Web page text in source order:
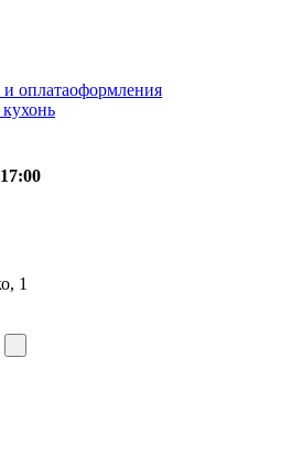
и оплатаоформления
1